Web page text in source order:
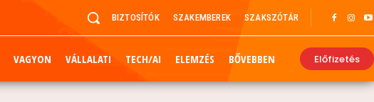
BIZTOSÍTÓK SZAKEMBEREK SZAKSZÓTÁR
VAGYON VÁLLALATI TECH/AI ELEMZÉS BŐVEBBEN Előfizetés